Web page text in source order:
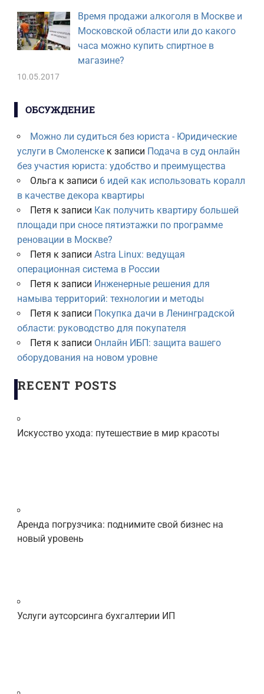
Время продажи алкоголя в Москве и
Московской области или до какого
часа можно купить спиртное в
магазине?
10.05.2017
ОБСУЖДЕНИЕ
Можно ли судиться без юриста - Юридические
услуги в Смоленскек записи Подача в суд онлайн
без участия юриста: удобство и преимущества
Ольга к записи 6 идей как использовать коралл
в качестве декора квартиры
Петя к записи Как получить квартиру большей
площади при сносе пятиэтажки по программе
реновации в Москве?
Петя к записи Astra Linux: ведущая
операционная система в России
Петя к записи Инженерные решения для
намыва территорий: технологии и методы
Петя к записи Покупка дачи в Ленинградской
области: руководство для покупателя
Петя к записи Онлайн ИБП: защита вашего
оборудования на новом уровне
RECENT POSTS
Искусство ухода: путешествие в мир красоты
Аренда погрузчика: поднимите свой бизнес на
новый уровень
Услуги аутсорсинга бухгалтерии ИП